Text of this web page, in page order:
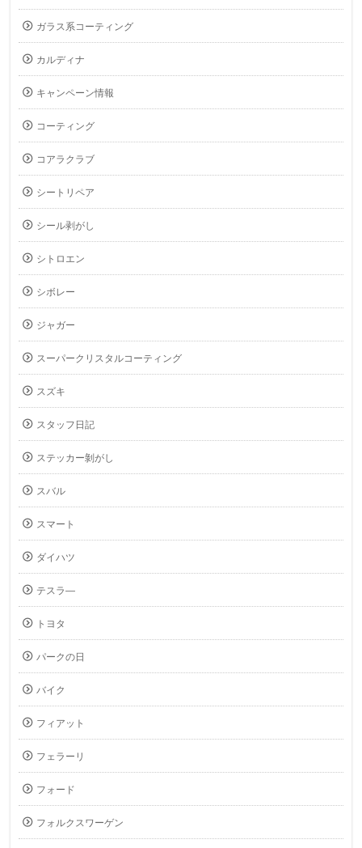
ガラス系コーティング
カルディナ
キャンペーン情報
コーティング
コアラクラブ
シートリペア
シール剥がし
シトロエン
シボレー
ジャガー
スーパークリスタルコーティング
スズキ
スタッフ日記
ステッカー剝がし
スバル
スマート
ダイハツ
テスラ―
トヨタ
パークの日
バイク
フィアット
フェラーリ
フォード
フォルクスワーゲン